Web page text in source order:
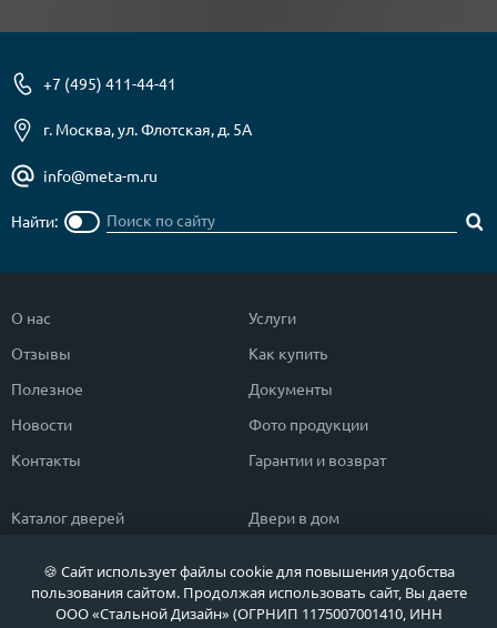
+7 (495) 411-44-41
г. Москва, ул. Флотская, д. 5А
info@meta-m.ru
Найти:
О нас
Отзывы
Полезное
Новости
Контакты
Услуги
Как купить
Документы
Фото продукции
Гарантии и возврат
Каталог дверей
Популярные двери
Быстрый подбор двери
Двери в дом
Двери в квартиру
Тамбурные двери
🍪 Сайт использует файлы cookie для повышения удобства
пользования сайтом. Продолжая использовать сайт, Вы даете
ООО «Стальной Дизайн» (ОГРНИП 1175007001410, ИНН